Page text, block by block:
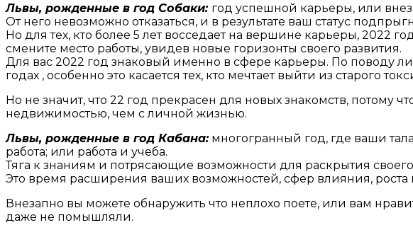
Львы, рожденные в год Собаки: год успешной карьеры, или
От него невозможно отказаться, и в результате ваш статус
Но для тех, кто более 5 лет восседает на вершине карьеры, 2022
смените место работы, увидев новые горизонты своего развития.
Для вас 2022 год знаковый именно в сфере карьеры. По поводу
годах , особенно это касается тех, кто мечтает выйти из старого
Но не значит, что 22 год прекрасен для новых знакомств, потому
недвижимостью, чем с личной жизнью.
Львы, рожденные в год Кабана:многогранный год, где ваши
работа; или работа и учеба.
Тяга к знаниям и потрясающие возможности для раскрытия
Это время расширения ваших возможностей, сфер влияния, роста
Внезапно вы можете обнаружить что неплохо поете, или вам
даже не помышляли.